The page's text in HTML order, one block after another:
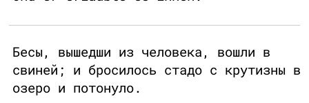
Бесы, вышедши из человека, вошли в
свиней; и бросилось стадо с крутизны в
озеро и потонуло.